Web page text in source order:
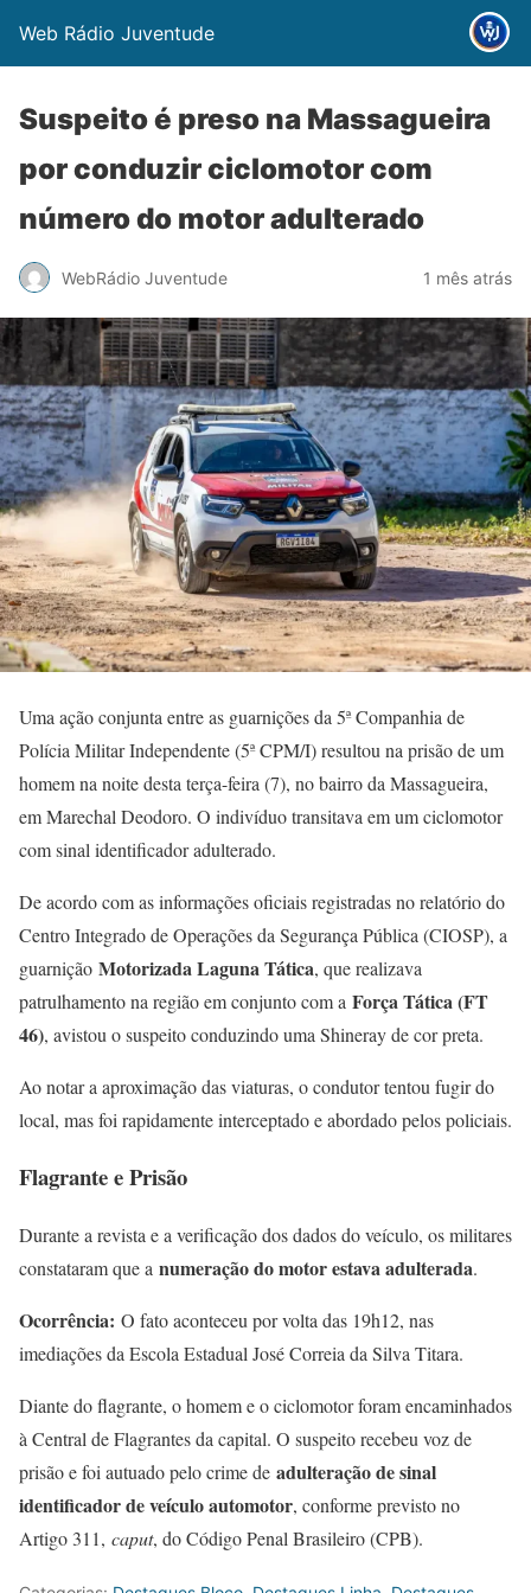
Web Rádio Juventude
Suspeito é preso na Massagueira
por conduzir ciclomotor com
número do motor adulterado
WebRádio Juventude 1 mês atrás
Uma ação conjunta entre as guarnições da 5ª Companhia de
Polícia Militar Independente (5ª CPM/I) resultou na prisão de um
homem na noite desta terça-feira (7), no bairro da Massagueira,
em Marechal Deodoro. O indivíduo transitava em um ciclomotor
com sinal identificador adulterado.
De acordo com as informações oficiais registradas no relatório do
Centro Integrado de Operações da Segurança Pública (CIOSP), a
guarnição Motorizada Laguna Tática, que realizava
patrulhamento na região em conjunto com a Força Tática (FT
46), avistou o suspeito conduzindo uma Shineray de cor preta.
Ao notar a aproximação das viaturas, o condutor tentou fugir do
local, mas foi rapidamente interceptado e abordado pelos policiais.
Flagrante e Prisão
Durante a revista e a verificação dos dados do veículo, os militares
constataram que a numeração do motor estava adulterada.
Ocorrência: O fato aconteceu por volta das 19h12, nas
imediações da Escola Estadual José Correia da Silva Titara.
Diante do flagrante, o homem e o ciclomotor foram encaminhados
à Central de Flagrantes da capital. O suspeito recebeu voz de
prisão e foi autuado pelo crime de adulteração de sinal
identificador de veículo automotor, conforme previsto no
Artigo 311, caput, do Código Penal Brasileiro (CPB).